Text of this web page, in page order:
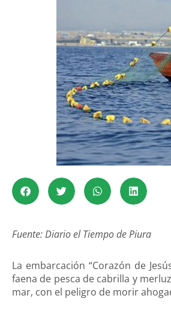
Fuente: Diario el Tiempo de Piura
La embarcación “Corazón de
faena de pesca de cabrilla y
mar, con el peligro de morir